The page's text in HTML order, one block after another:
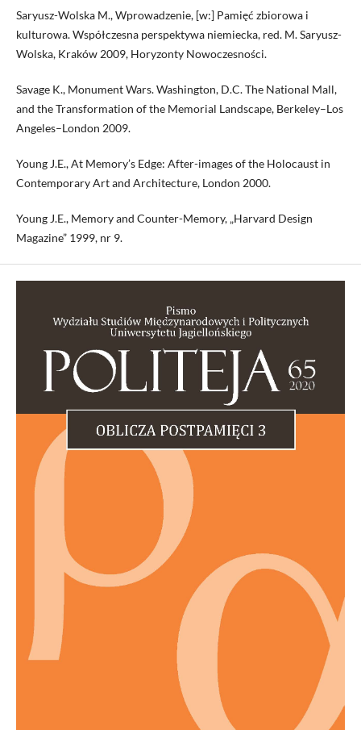
Saryusz-Wolska M., Wprowadzenie, [w:] Pamięć zbiorowa i
kulturowa. Współczesna perspektywa niemiecka, red. M. Saryusz-
Wolska, Kraków 2009, Horyzonty Nowoczesności.
Savage K., Monument Wars. Washington, D.C. The National Mall,
and the Transformation of the Memorial Landscape, Berkeley–Los
Angeles–London 2009.
Young J.E., At Memory’s Edge: After-images of the Holocaust in
Contemporary Art and Architecture, London 2000.
Young J.E., Memory and Counter-Memory, „Harvard Design
Magazine” 1999, nr 9.